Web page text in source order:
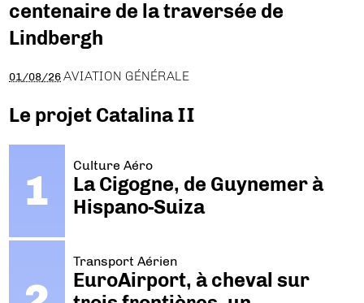
centenaire de la traversée de
Lindbergh
01/08/26 AVIATION GÉNÉRALE
Le projet Catalina II
Culture Aéro
La Cigogne, de Guynemer à
Hispano-Suiza
Transport Aérien
EuroAirport, à cheval sur